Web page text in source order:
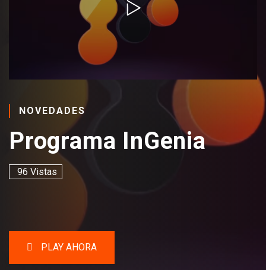
NOVEDADES
Programa InGenia
96 Vistas
PLAY AHORA